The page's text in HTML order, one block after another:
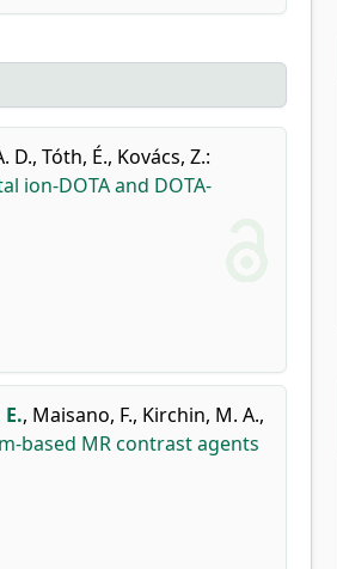
D., Tóth, É., Kovács, Z.:
ion-DOTA and DOTA-
, Maisano, F., Kirchin, M. A.,
based MR contrast agents